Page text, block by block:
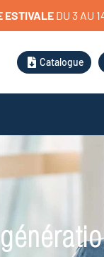
ESTIVALE DU 3 AU 1
Catalogue